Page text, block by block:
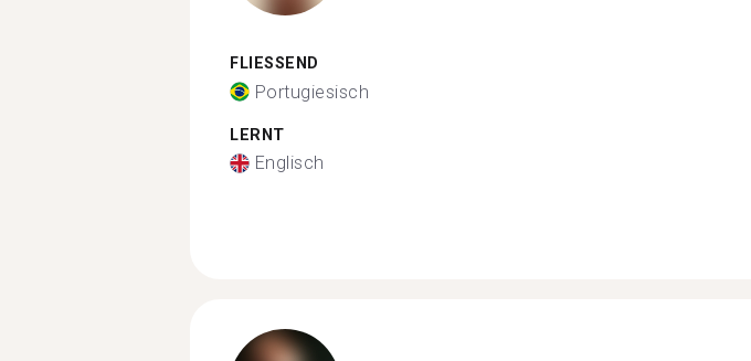
FLIESSEND
Portugiesisch
LERNT
Englisch